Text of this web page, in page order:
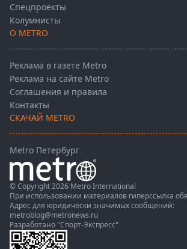
Спецпроекты
Колумнисты
О METRO
Реклама в газете Metro
Реклама на сайте Metro
Соглашения и правила
Контакты
СКАЧАЙ METRO
Metro Петербург
© Copyright 2026 Metro International
При использовании материалов гиперссылка
Адрес для юридически значимых сообщений:
metroblog@metronews.ru
Разработано "Спорт-Экспресс"